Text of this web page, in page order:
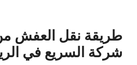
طريقة نقل العفش
شركة السريع في